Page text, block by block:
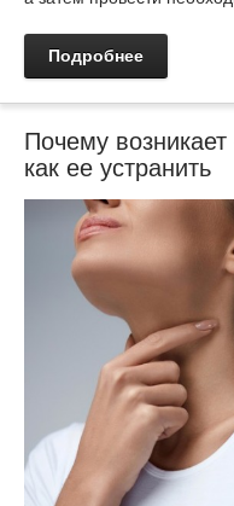
Подробнее
Почему
как ее устранить